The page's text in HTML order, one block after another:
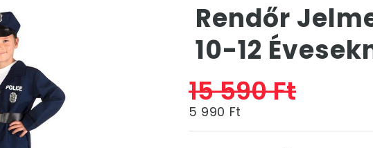
Rendőr
10-12
15 590 Ft
5 990 Ft